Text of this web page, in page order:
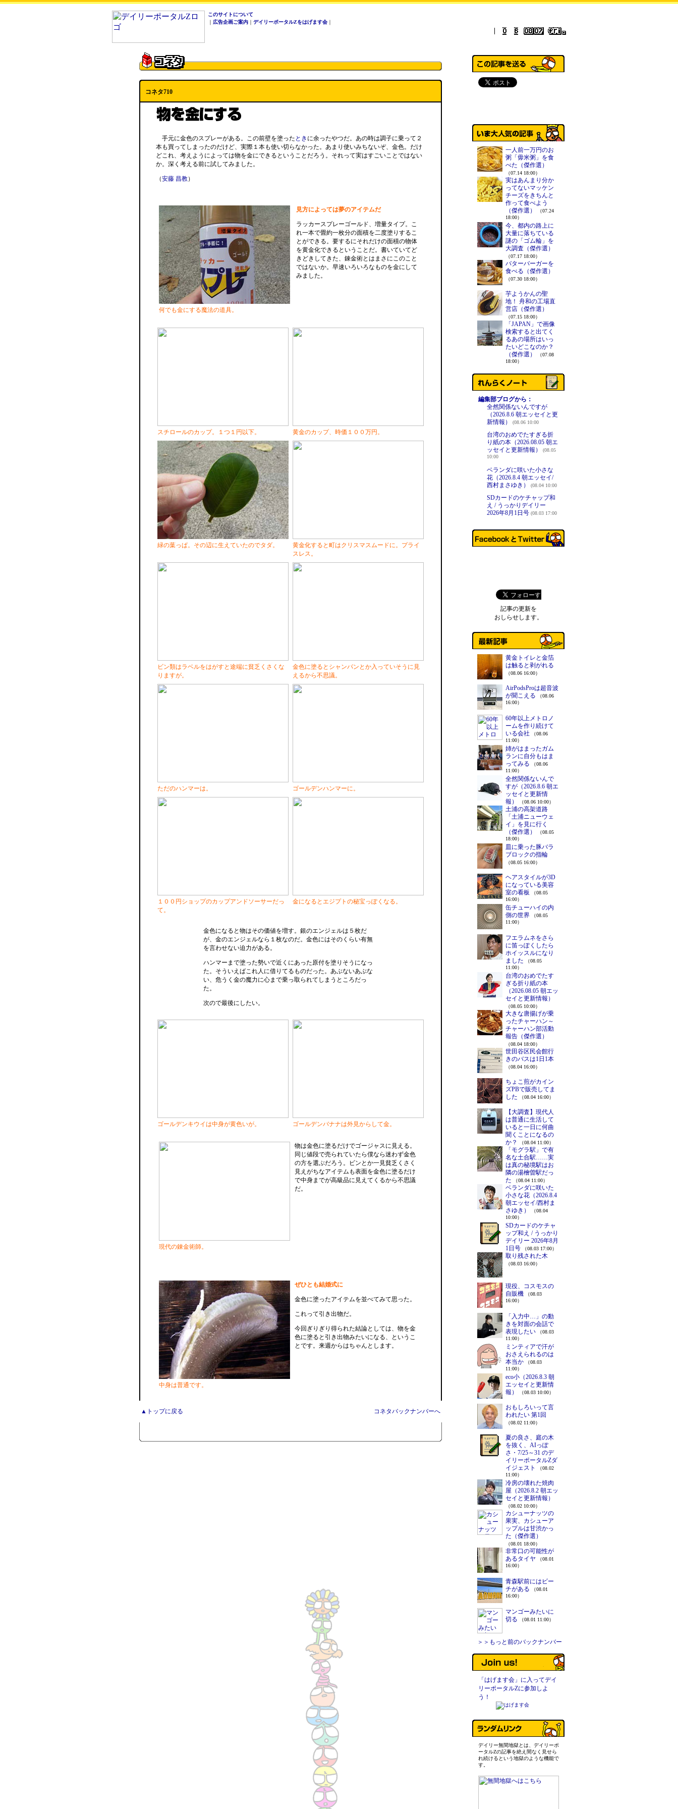
このサイトについて
｜ 広告企画ご案内 ｜ デイリーポータルZをはげます会 ｜
コネタ710
手元に金色のスプレーがある。この前壁を塗った とき に余ったやつだ。あの時は調子に乗って２
本も買ってしまったのだけど、実際１本も使い切らなかった。あまり使いみちないぞ、金色。だけ
どこれ、考えようによっては物を金にできるということだろう。それって実はすごいことではない
か。深く考える前に試してみました。
（安藤 昌教）
何でも金にする魔法の道具。
見方によっては夢のアイテムだ
ラッカースプレーゴールド、増量タイプ。こ
れ一本で畳約一枚分の面積を二度塗りするこ
とができる。要するにそれだけの面積の物体
を黄金化できるということだ。書いていてど
きどきしてきた、錬金術とはまさにこのこと
ではないか。早速いろいろなものを金にして
みました。
スチロールのカップ。１つ１円以下。 黄金のカップ、時価１００万円。
緑の葉っぱ。その辺に生えていたのでタダ。
黄金化すると町はクリスマスムードに。プライ
スレス。
ビン類はラベルをはがすと途端に貧乏くさくな
りますが。
金色に塗るとシャンパンとか入っていそうに見
えるから不思議。
ただのハンマーは。 ゴールデンハンマーに。
１００円ショップのカップアンドソーサーだっ
て。
金になるとエジプトの秘宝っぽくなる。
金色になると物はその価値を増す。銀のエンジェルは５枚だ
が、金のエンジェルなら１枚なのだ。金色にはそのくらい有無
を言わせない迫力がある。
ハンマーまで塗った勢いで近くにあった原付を塗りそうになっ
た。そういえばこれ人に借りてるものだった。あぶないあぶな
い、危うく金の魔力に心まで乗っ取られてしまうところだっ
た。
次ので最後にしたい。
ゴールデンキウイは中身が黄色いが。 ゴールデンバナナは外見からして金。
現代の錬金術師。
物は金色に塗るだけでゴージャスに見える。
同じ値段で売られていたら僕なら迷わず金色
の方を選ぶだろう。ビンとか一見貧乏くさく
見えがちなアイテムも表面を金色に塗るだけ
で中身までが高級品に見えてくるから不思議
だ。
中身は普通です。
ぜひとも結婚式に
金色に塗ったアイテムを並べてみて思った。
これって引き出物だ。
今回ぎりぎり得られた結論としては、物を金
色に塗ると引き出物みたいになる、というこ
とです。来週からはちゃんとします。
▲トップに戻る コネタバックナンバーへ
一人前一万円のお
粥「毋米粥」を食
べた（傑作選）
（07.14 18:00）
実はあんまり分か
ってないマッケン
チーズをきちんと
作って食べよう
（傑作選）
（07.24
18:00）
今、都内の路上に
大量に落ちている
謎の「ゴム輪」を
大調査（傑作選）
（07.17 18:00）
バターバーガーを
食べる（傑作選）
（07.30 18:00）
芋ようかんの聖
地！ 舟和の工場直
営店（傑作選）
（07.15 18:00）
「JAPAN」で画像
検索すると出てく
るあの場所はいっ
たいどこなのか？
（傑作選）
（07.08
18:00）
編集部ブログから：
全然関係ないんですが
（2026.8.6 朝エッセイと更
新情報）
(08.06 10:00
台湾のおめでたすぎる折
り紙の本（2026.08.05 朝エ
ッセイと更新情報）
(08.05
10:00
ベランダに咲いた小さな
花（2026.8.4 朝エッセイ/
西村まさゆき）
(08.04 10:00
SDカードのケチャップ和
え / うっかりデイリー
2026年8月1日号 (08.03 17:00
記事の更新を
おしらせします。
黄金トイレと金箔
は触ると剥がれる
（08.06 16:00）
AirPodsProは超音波
が聞こえる
（08.06
16:00）
60年以上メトロノ
ームを作り続けて
いる会社
（08.06
11:00）
姉がはまったガム
ランに自分もはま
ってみる
（08.06
11:00）
全然関係ないんで
すが（2026.8.6 朝エ
ッセイと更新情
報）
（08.06 10:00）
土浦の高架道路
「土浦ニューウェ
イ」を見に行く
（傑作選）
（08.05
18:00）
皿に乗った豚バラ
ブロックの指輪
（08.05 16:00）
ヘアスタイルが3D
になっている美容
室の看板
（08.05
16:00）
缶チューハイの内
側の世界
（08.05
11:00）
フエラムネをさら
に笛っぽくしたら
ホイッスルになり
ました
（08.05
11:00）
台湾のおめでたす
ぎる折り紙の本
（2026.08.05 朝エッ
セイと更新情報）
（08.05 10:00）
大きな唐揚げが乗
ったチャーハン～
チャーハン部活動
報告（傑作選）
（08.04 18:00）
世田谷区民会館行
きのバスは1日1本
（08.04 16:00）
ちょこ煎がカイン
ズPBで販売してま
した
（08.04 16:00）
【大調査】現代人
は普通に生活して
いると一日に何曲
聞くことになるの
か？
（08.04 11:00）
「モグラ駅」で有
名な土合駅……実
は真の秘境駅はお
隣の湯檜曽駅だっ
た
（08.04 11:00）
ベランダに咲いた
小さな花（2026.8.4
朝エッセイ/西村ま
さゆき）
（08.04
10:00）
SDカードのケチャ
ップ和え / うっかり
デイリー 2026年8月
1日号
（08.03 17:00）
取り残された木
（08.03 16:00）
現役、コスモスの
自販機
（08.03
16:00）
「入力中…」の動
きを対面の会話で
表現したい
（08.03
11:00）
ミンティアで汗が
おさえられるのは
本当か
（08.03
11:00）
eco小（2026.8.3 朝
エッセイと更新情
報）
（08.03 10:00）
おもしろいって言
われたい 第1回
（08.02 11:00）
夏の良さ、庭の木
を抜く、AIっぽ
さ・7/25～31 のデ
イリーポータルZダ
イジェスト
（08.02
11:00）
冷房の壊れた焼肉
屋（2026.8.2 朝エッ
セイと更新情報）
（08.02 10:00）
カシューナッツの
果実、カシューア
ップルは甘渋かっ
た（傑作選）
（08.01 18:00）
非常口の可能性が
あるタイヤ
（08.01
16:00）
青森駅前にはビー
チがある
（08.01
16:00）
マンゴーみたいに
切る
（08.01 11:00）
＞＞もっと前のバックナンバー
「はげます会」に入ってデイ
リーポータルZに参加しよ
う！
デイリー無間地獄とは、デイリーポ
ータルZの記事を絶え間なく見せら
れ続けるという地獄のような機能で
す。